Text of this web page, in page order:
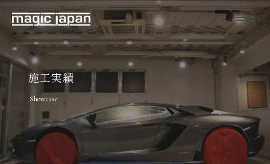
施工実績
Showcase